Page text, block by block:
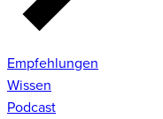
Empfehlungen
Wissen
Podcast